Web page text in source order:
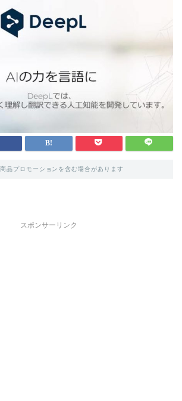
品プロモーションを含む場合があります
スポンサーリンク